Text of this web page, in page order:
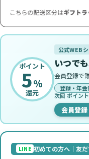
ポイント
5%
還元
公式WEB
いつで
会員登録で
登録・年会
次回 ポイン
会員登録
LINE 初めての方へ｜友